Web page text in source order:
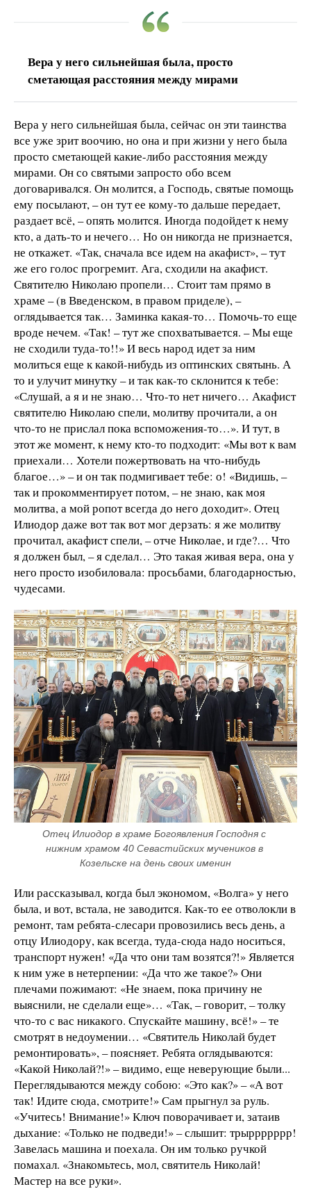
Вера у него сильнейшая была, просто
сметающая расстояния между мирами
Вера у него сильнейшая была, сейчас он эти таинства
все уже зрит воочию, но она и при жизни у него была
просто сметающей какие-либо расстояния между
мирами. Он со святыми запросто обо всем
договаривался. Он молится, а Господь, святые помощь
ему посылают, – он тут ее кому-то дальше передает,
раздает всё, – опять молится. Иногда подойдет к нему
кто, а дать-то и нечего… Но он никогда не признается,
не откажет. «Так, сначала все идем на акафист», – тут
же его голос прогремит. Ага, сходили на акафист.
Святителю Николаю пропели… Стоит там прямо в
храме – (в Введенском, в правом приделе), –
оглядывается так… Заминка какая-то… Помочь-то еще
вроде нечем. «Так! – тут же спохватывается. – Мы еще
не сходили туда-то!!» И весь народ идет за ним
молиться еще к какой-нибудь из оптинских святынь. А
то и улучит минутку – и так как-то склонится к тебе:
«Слушай, а я и не знаю… Что-то нет ничего… Акафист
святителю Николаю спели, молитву прочитали, а он
что-то не прислал пока вспоможения-то…». И тут, в
этот же момент, к нему кто-то подходит: «Мы вот к вам
приехали… Хотели пожертвовать на что-нибудь
благое…» – и он так подмигивает тебе: о! «Видишь, –
так и прокомментирует потом, – не знаю, как моя
молитва, а мой ропот всегда до него доходит». Отец
Илиодор даже вот так вот мог дерзать: я же молитву
прочитал, акафист спели, – отче Николае, и где?… Что
я должен был, – я сделал… Это такая живая вера, она у
него просто изобиловала: просьбами, благодарностью,
чудесами.
Отец Илиодор в храме Богоявления Господня с
нижним храмом 40 Севастийских мучеников в
Козельске на день своих именин
Или рассказывал, когда был экономом, «Волга» у него
была, и вот, встала, не заводится. Как-то ее отволокли в
ремонт, там ребята-слесари провозились весь день, а
отцу Илиодору, как всегда, туда-сюда надо носиться,
транспорт нужен! «Да что они там возятся?!» Является
к ним уже в нетерпении: «Да что же такое?» Они
плечами пожимают: «Не знаем, пока причину не
выяснили, не сделали еще»… «Так, – говорит, – толку
что-то с вас никакого. Спускайте машину, всё!» – те
смотрят в недоумении… «Святитель Николай будет
ремонтировать», – поясняет. Ребята оглядываются:
«Какой Николай?!» – видимо, еще неверующие были...
Переглядываются между собою: «Это как?» – «А вот
так! Идите сюда, смотрите!» Сам прыгнул за руль.
«Учитесь! Внимание!» Ключ поворачивает и, затаив
дыхание: «Только не подведи!» – слышит: трыррррррр!
Завелась машина и поехала. Он им только ручкой
помахал. «Знакомьтесь, мол, святитель Николай!
Мастер на все руки».